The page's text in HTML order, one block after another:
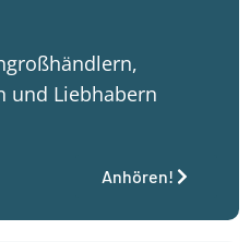
und Liebhabern
Anhören!